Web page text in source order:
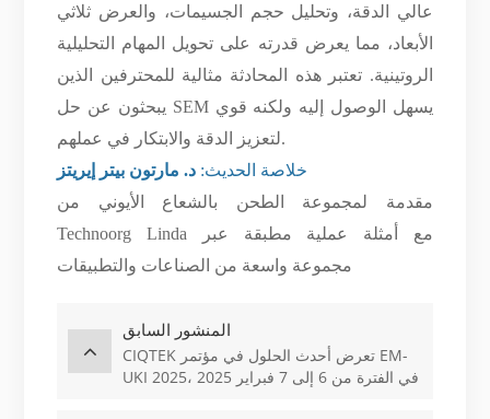
عالي الدقة، وتحليل حجم الجسيمات، والعرض ثلاثي
الأبعاد، مما يعرض قدرته على تحويل المهام التحليلية
الروتينية. تعتبر هذه المحادثة مثالية للمحترفين الذين
يبحثون عن حل SEM يسهل الوصول إليه ولكنه قوي
لتعزيز الدقة والابتكار في عملهم.
خلاصة الحديث: د. مارتون بيتر إيريتز
مقدمة لمجموعة الطحن بالشعاع الأيوني من
Technoorg Linda مع أمثلة عملية مطبقة عبر
مجموعة واسعة من الصناعات والتطبيقات
المنشور السابق
CIQTEK تعرض أحدث الحلول في مؤتمر EM-
UKI 2025، في الفترة من 6 إلى 7 فبراير 2025